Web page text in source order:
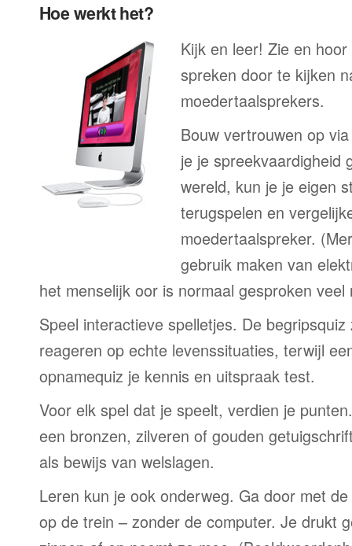
Hoe werkt het?
Kijk en leer! Zie en
spreken door te kijken
moedertaalsprekers.
Bouw vertrouwen op
je je spreekvaardigheid
wereld, kun je je eigen
terugspelen en
moedertaalspreker.
gebruik maken van
het menselijk oor is normaal gesproken veel
Speel interactieve spelletjes. De
reageren op echte levenssituaties, terwijl
opnamequiz je kennis en uitspraak test.
Voor elk spel dat je speelt, verdien je
een bronzen, zilveren of gouden
als bewijs van welslagen.
Leren kun je ook onderweg. Ga door met
op de trein – zonder de computer. Je drukt